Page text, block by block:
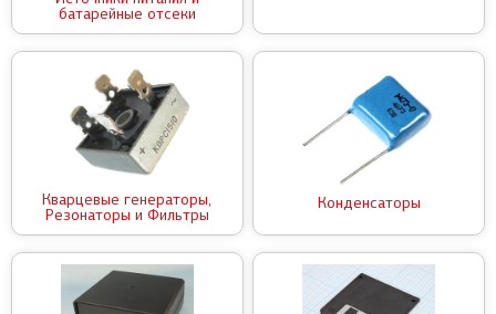
батарейные отсеки
Кварцевые генераторы,
Резонаторы и Фильтры
Конденсаторы